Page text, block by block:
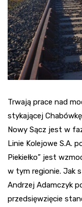
Trwają prace nad
stykającej
Nowy Sącz jest w
Linie Kolejowe S.A.
Piekiełko” jest
w tym regionie. Jak
Andrzej Adamczyk
przedsięwzięcie